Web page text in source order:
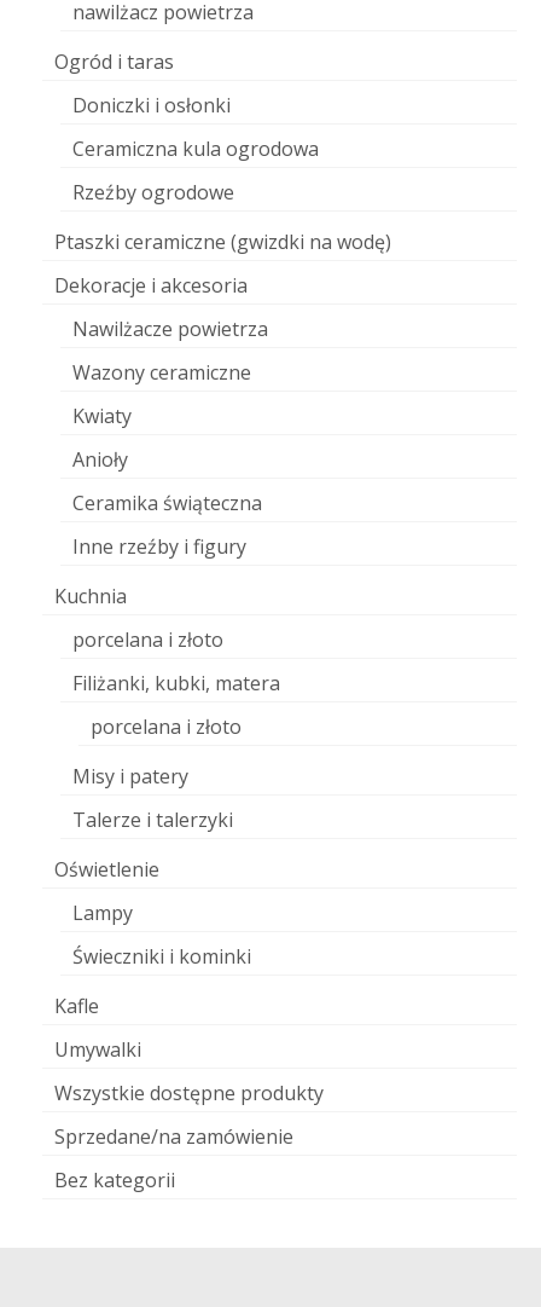
nawilżacz powietrza
Ogród i taras
Doniczki i osłonki
Ceramiczna kula ogrodowa
Rzeźby ogrodowe
Ptaszki ceramiczne (gwizdki na wodę)
Dekoracje i akcesoria
Nawilżacze powietrza
Wazony ceramiczne
Kwiaty
Anioły
Ceramika świąteczna
Inne rzeźby i figury
Kuchnia
porcelana i złoto
Filiżanki, kubki, matera
porcelana i złoto
Misy i patery
Talerze i talerzyki
Oświetlenie
Lampy
Świeczniki i kominki
Kafle
Umywalki
Wszystkie dostępne produkty
Sprzedane/na zamówienie
Bez kategorii